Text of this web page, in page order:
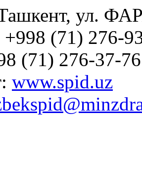
ул.
(71) 276-
(71) 276-37-76
www.spid.uz